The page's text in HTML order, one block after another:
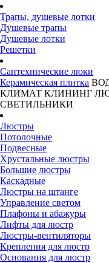
Трапы, душевые лотки
Душевые трапы
Душевые лотки
Решетки
Сантехнические люки
Керамическая плитка
КЛИМАТ КЛИНИНГ
СВЕТИЛЬНИКИ
Люстры
Потолочные
Подвесные
Хрустальные люстры
Большие люстры
Каскадные
Люстры на штанге
Управление светом
Плафоны и абажуры
Лифты для люстр
Люстры-вентиляторы
Крепления для люстр
Основания для люстр